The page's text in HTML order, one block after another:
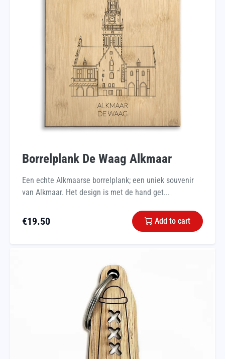
Borrelplank De Waag Alkmaar
Een echte Alkmaarse borrelplank; een uniek souvenir
van Alkmaar. Het design is met de hand get...
€19.50 Add to cart